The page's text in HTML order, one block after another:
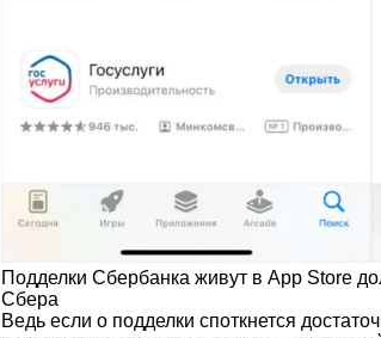
Подделки Сбербанка живут в App Store
Сбера
Ведь если о подделки споткнется